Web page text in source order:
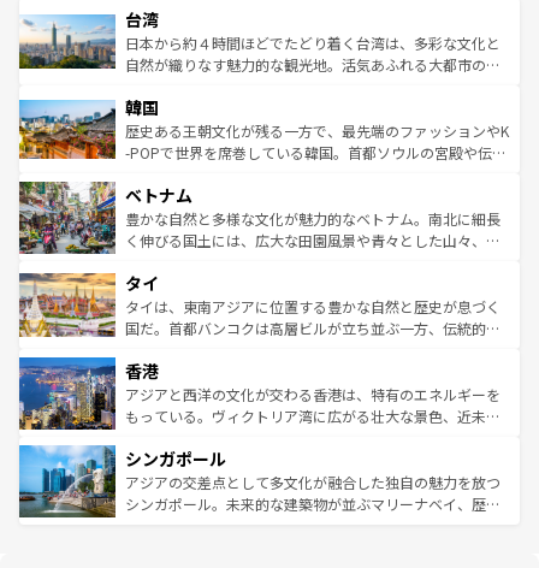
人々、おいしいローカルフードやハワイアンミュージッ
ク、伝統的なフラダンスなど、すべてがハワイの魅力を彩
っている。訪れるたびに新しい発見と感動が待っているハ
はコンテンツ一覧
リアリーフや大陸中央部にそびえるウルル（エアーズロッ
ク）、タスマニアの美しい原生林やケアンズの熱帯雨林な
ど、見どころがたくさん。また、カフェやワイン、オージ
いる。アクティビティも充実しており、サーフィンやダイ
ビング、ハイキングなど、アウトドア好きにはたまらな
い。オーストラリアの多彩な魅力を存分に味わいつくそ
参照してほしい。
台湾
日本から約４時間ほどでたどり着く台湾は、多彩な文化と
自然が織りなす魅力的な観光地。活気あふれる大都市の台
ン）、静ひつな山岳地帯である台湾東部など、都市の喧騒
と山間の静けさが共存しており、訪れる人に新しい発見と
驚きをもたらしてくれる。また、奥深い台湾の食文化も魅
容にもいいと評判のスイーツなど、バラエティ豊かな料理
が味わえる。 なお、新着の台湾情報は コンテンツ一覧を参
照してほしい。
韓国
歴史ある王朝文化が残る一方で、最先端のファッションやK
-POPで世界を席巻している韓国。首都ソウルの宮殿や伝統
き、地方に足を延ばせば四季折々の自然美を楽しむことが
できる。そして、キムチや焼肉、絶品のストリートフード
まで、さまざまな韓国料理が待っている。夜には、韓国な
リティに包まれながら、韓国の多彩な魅力を心ゆくまで味
わってみてほしい。 なお、新着の韓国情報はコンテンツ一
覧を参照してほしい。
ベトナム
豊かな自然と多様な文化が魅力的なベトナム。南北に細長
く伸びる国土には、広大な田園風景や青々とした山々、世
急速な発展と共に伝統が息づく。ハノイの古い町並みやホ
ーチミン市のフランス統治時代の建物も、独特の雰囲気を
醸し出している。また、バラエティの豊かさとおいしさで
とつ。フォーやバインミー、ベトナムコーヒーなどは、ぜ
ひ現地で味わいたい。どの地域を訪れてもあたたかい人々
が旅行者を迎えてくれるので、きっと忘れられない旅にな
参照してほしい。
タイ
タイは、東南アジアに位置する豊かな自然と歴史が息づく
国だ。首都バンコクは高層ビルが立ち並ぶ一方、伝統的な
の活気が交差している。北部ではチェンマイなどの山岳地
帯で自然と触れ合い、南部ではプーケットやクラビの美し
いビーチでリゾート気分を楽しむことができる。タイ料理
激する。気候は一年中温暖で、どの季節にも異なる楽しみ
が待っている。親しみやすいタイの人々、仏教を中心とし
た文化、そして多様な観光資源が、訪れる旅人を魅了し続
香港
アジアと西洋の文化が交わる香港は、特有のエネルギーを
もっている。ヴィクトリア湾に広がる壮大な景色、近未来
み、どこを訪れても感動するはず。観光スポットが密集し
ており、効率よく見どころを回れるのも魅力。息をのむよ
うな絶景から文化的な体験まで、香港を存分に楽しみ尽く
シンガポール
アジアの交差点として多文化が融合した独自の魅力を放つ
シンガポール。未来的な建築物が並ぶマリーナベイ、歴史